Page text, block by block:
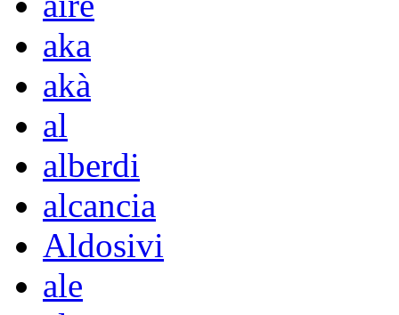
aka
akà
al
alberdi
alcancia
Aldosivi
ale